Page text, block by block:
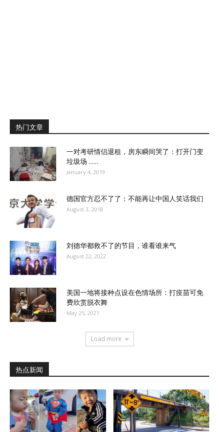
热门文章
一对考研情侣退租，房东瞬间哭了：打开门变
垃圾场 ……
January 4, 2019
德国官方忍不了了：不能再让中国人笑话我们
August 3, 2018
刘德华都救不了的节目，谁看谁来气
August 22, 2022
美国一地将接种点设在色情场所：打疫苗可免
费欣赏脱衣舞
May 25, 2021
Load more
热点新闻